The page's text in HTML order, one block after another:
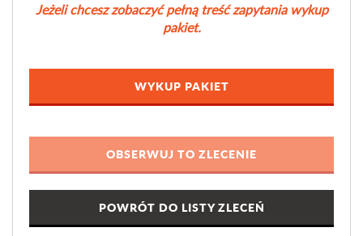
Jeżeli chcesz zobaczyć pełną treść zapytania wykup
pakiet.
WYKUP PAKIET
POWRÓT DO LISTY ZLECEŃ